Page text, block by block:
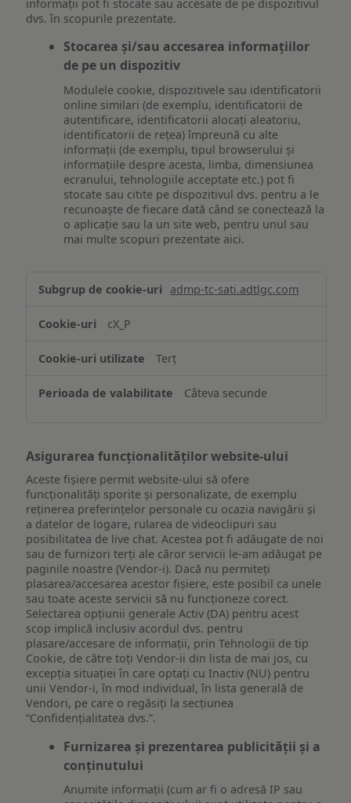
informații pot fi stocate sau accesate de pe dispozitivul
dvs. în scopurile prezentate.
Stocarea și/sau accesarea informațiilor
de pe un dispozitiv
Modulele cookie, dispozitivele sau identificatorii
online similari (de exemplu, identificatorii de
autentificare, identificatorii alocați aleatoriu,
identificatorii de rețea) împreună cu alte
informații (de exemplu, tipul browserului și
informațiile despre acesta, limba, dimensiunea
ecranului, tehnologiile acceptate etc.) pot fi
stocate sau citite pe dispozitivul dvs. pentru a le
recunoaște de fiecare dată când se conectează la
o aplicație sau la un site web, pentru unul sau
mai multe scopuri prezentate aici.
și/sau
informațiilor
pe
dispozitiv
admp-tc-sati.adtlgc.com
cX_P
Terț
Câteva secunde
Asigurarea funcționalităților website-ului
Aceste fișiere permit website-ului să ofere
funcționalități sporite și personalizate, de exemplu
reţinerea preferinţelor personale cu ocazia navigării și
a datelor de logare, rularea de videoclipuri sau
posibilitatea de live chat. Acestea pot fi adăugate de noi
sau de furnizori terți ale căror servicii le-am adăugat pe
paginile noastre (Vendor-i). Dacă nu permiteți
plasarea/accesarea acestor fișiere, este posibil ca unele
sau toate aceste servicii să nu funcționeze corect.
Selectarea opțiunii generale Activ (DA) pentru acest
scop implică inclusiv acordul dvs. pentru
plasare/accesare de informații, prin Tehnologii de tip
Cookie, de către toți Vendor-ii din lista de mai jos, cu
excepția situației în care optați cu Inactiv (NU) pentru
unii Vendor-i, în mod individual, în lista generală de
Vendori, pe care o regăsiți la secțiunea
“Confidențialitatea dvs.”.
Furnizarea și prezentarea publicității și a
conținutului
Anumite informații (cum ar fi o adresă IP sau